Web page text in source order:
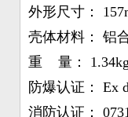
外形尺寸：
壳体材料： 铝
重 量： 1.34kg
防爆认证： Ex
消防认证：